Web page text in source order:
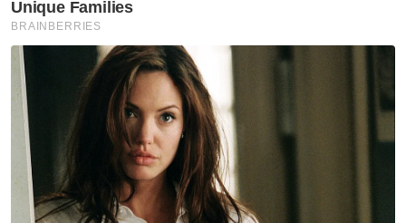
Beliau turut menzahirkan penghargaan dan
ucapan terima kasih kepada Exco Pelaburan,
Perdagangan, Hal Ehwal Pengguna dan Sumber
Manusia Lee Ting Han, Kementerian Pelaburan,
Perdagangan dan Industri (MITI), Kementerian
Ekonomi, Lembaga Pembangunan Pelaburan
Malaysia (MIDA), Invest Johor, Pihak Berkuasa
Wilayah Pembangunan Iskandar (IRDA) serta